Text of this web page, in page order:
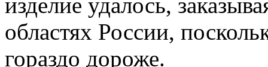
изделие удалось,
областях России,
гораздо дороже.